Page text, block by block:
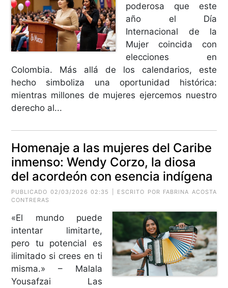
poderosa que este
año el Día
Internacional de la
Mujer coincida con
elecciones en
Colombia. Más allá de los calendarios, este
hecho simboliza una oportunidad histórica:
mientras millones de mujeres ejercemos nuestro
derecho al...
Homenaje a las mujeres del Caribe
inmenso: Wendy Corzo, la diosa
del acordeón con esencia indígena
PUBLICADO 02/03/2026 02:35 | ESCRITO POR FABRINA ACOSTA
CONTRERAS
«El mundo puede
intentar limitarte,
pero tu potencial es
ilimitado si crees en ti
misma.» – Malala
Yousafzai Las